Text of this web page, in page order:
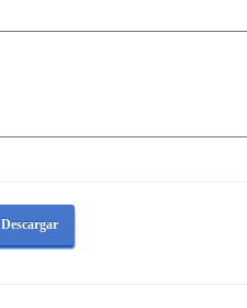
Descargar